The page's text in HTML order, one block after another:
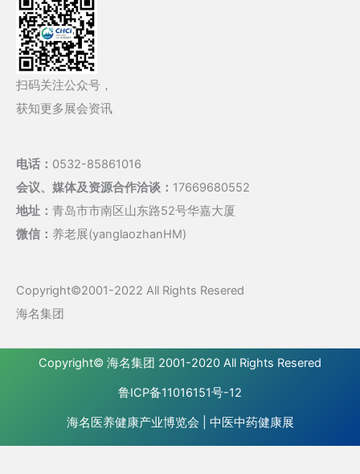
扫码关注公众号，
获知更多展会资讯
电话： 0532-85861016
会议、媒体及资源合作洽谈： 17669680552
地址： 青岛市市南区山东路52号华嘉大厦
微信： 养老展(yanglaozhanHM)
Copyright©2001-2022 All Rights Resered
海名集团
Copyright© 海名集团 2001-2020 All Rights Resered
鲁ICP备11016151号-12
海名医养健康产业博览会 中医中药健康展